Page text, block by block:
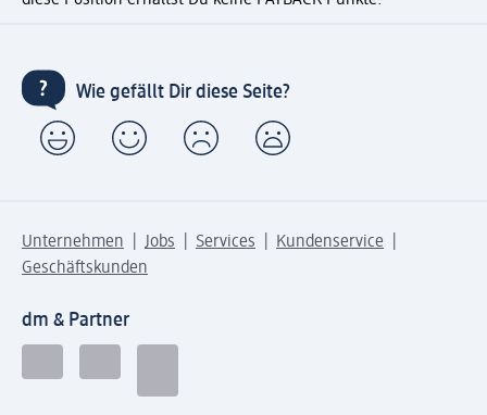
Wie gefällt Dir diese Seite?
Unternehmen Jobs Services
Kundenservice
Geschäftskunden
dm & Partner